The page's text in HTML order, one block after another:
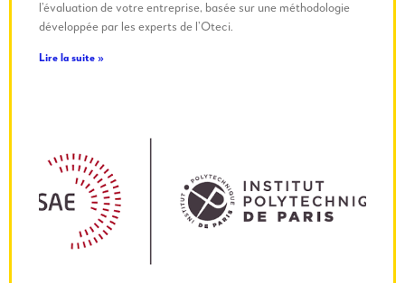
l’évaluation de votre entreprise, basée sur une méthodologie
développée par les experts de l’Oteci.
Lire la suite »